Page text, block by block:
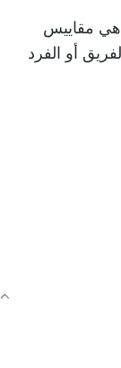
هي مقاييس
أو الفرد